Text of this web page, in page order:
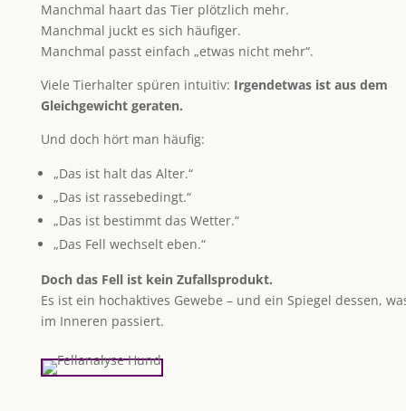
Manchmal haart das Tier plötzlich mehr.
Manchmal juckt es sich häufiger.
Manchmal passt einfach „etwas nicht mehr“.
Viele Tierhalter spüren intuitiv: Irgendetwas ist aus dem
Gleichgewicht geraten.
Und doch hört man häufig:
„Das ist halt das Alter.“
„Das ist rassebedingt.“
„Das ist bestimmt das Wetter.“
„Das Fell wechselt eben.“
Doch das Fell ist kein Zufallsprodukt.
Es ist ein hochaktives Gewebe – und ein Spiegel dessen,
im Inneren passiert.